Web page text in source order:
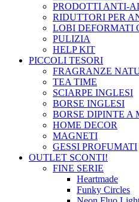
PRODOTTI ANTI-
RIDUTTORI PER
LOBI DEFORMATI
PULIZIA
HELP KIT
PICCOLI TESORI
FRAGRANZE
TEA TIME
SCIARPE INGLESI
BORSE INGLESI
BORSE DIPINTE A
HOME DECOR
MAGNETI
GESSI PROFUMATI
OUTLET SCONTI!
FINE SERIE
Heartmade
Funky Circles